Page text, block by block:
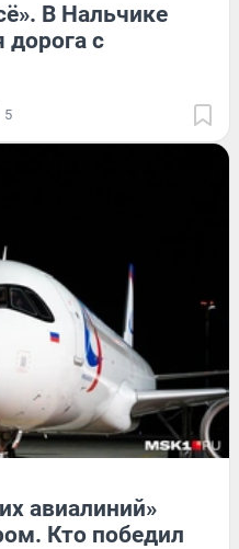
В Нальчике
дорога с
5
авиалиний»
Кто победил